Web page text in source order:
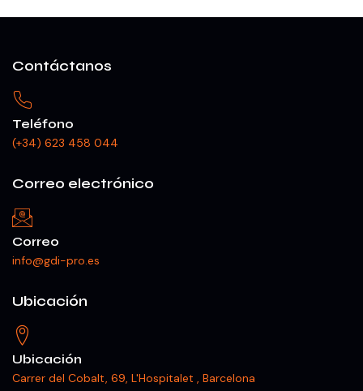
Contáctanos
Teléfono
(+34) 623 458 044
Correo electrónico
Correo
info@gdi-pro.es
Ubicación
Ubicación
Carrer del Cobalt, 69, L'Hospitalet , Barcelona